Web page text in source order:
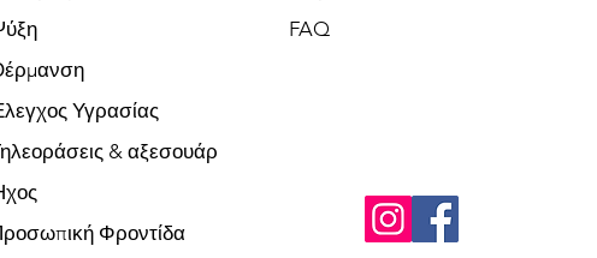
Υγρασίας
& αξεσουάρ
Φροντίδα
FAQ